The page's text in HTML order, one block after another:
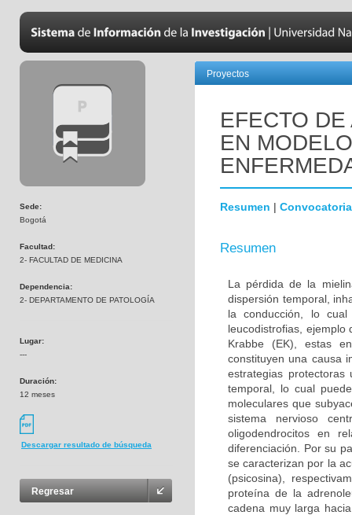
Sede:
Bogotá
Facultad:
2- FACULTAD DE MEDICINA
Dependencia:
2- DEPARTAMENTO DE PATOLOGÍA
Lugar:
---
Duración:
12 meses
Descargar resultado de búsqueda
Regresar
Proyectos
EFECTO
EN
Resumen | Convocatoria
Resumen
La pérdida de la
dispersión temporal,
la conducción, lo cual
leucodistrofias,
Krabbe (EK), estas
constituyen una causa
estrategias protectoras
temporal, lo cual
moleculares que
sistema nervioso
oligodendrocitos en
diferenciación. Por su
se caracterizan por la
(psicosina),
proteína de la
cadena muy larga